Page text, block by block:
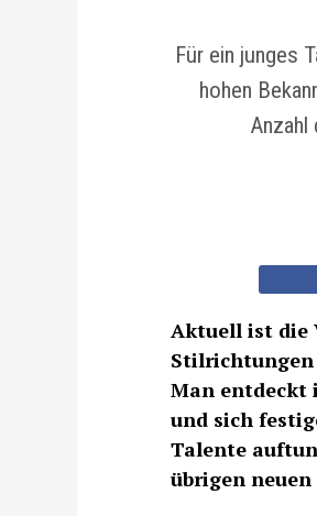
Für ein junges
hohen
Anzahl
Aktuell ist die
Stilrichtungen
Man entdeckt
und sich
Talente
übrigen